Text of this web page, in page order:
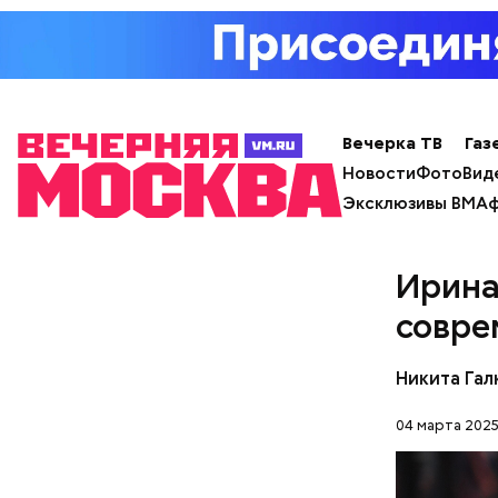
Вечерка ТВ
НовостиФото
Эксклюзивы ВМ
Никита
04 марта 2025
делам по
Фото:
жилища
№ 9, что в
братья